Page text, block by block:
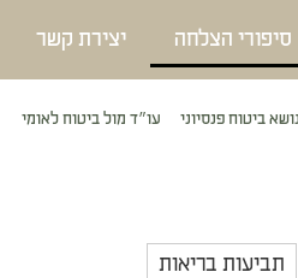
סיפורי הצלחה יצירת קשר
ביטוח פנסיוני עו״ד מול ביטוח לאומי
תביעות בריאות